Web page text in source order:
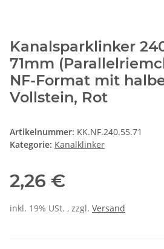
Kanalsparklinker
71mm
NF-Format mit
Vollstein, Rot
Artikelnummer: KK.NF.240.55.71
Kategorie: Kanalklinker
2,26 €
inkl. 19% USt. , zzgl. Versand